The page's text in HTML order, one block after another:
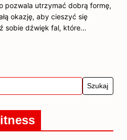
pozwala utrzymać dobrą formę,
okazję, aby cieszyć się
sobie dźwięk fal, które…